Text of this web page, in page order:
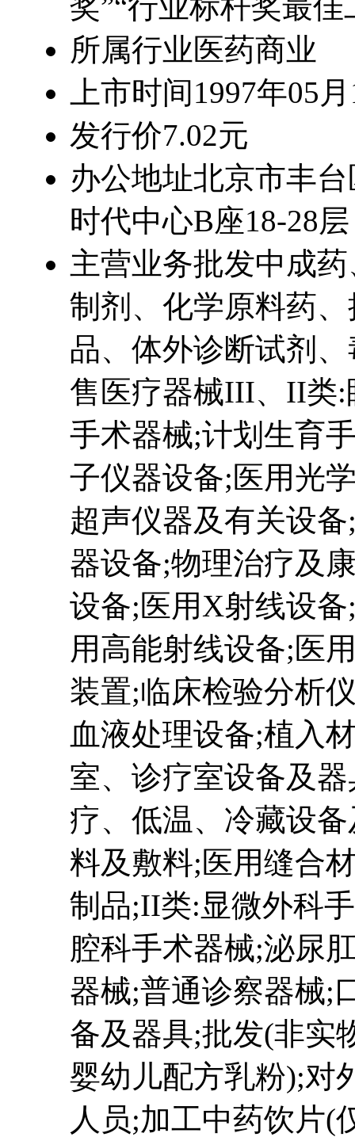
所属行业医药商业
上市时间1997年05
发行价7.02元
办公地址北京市丰
时代中心B座18-28层
主营业务批发中成
制剂、化学原料药
品、体外诊断试剂
售医疗器械III、II类:
手术器械;计划生育
子仪器设备;医用光
超声仪器及有关设
器设备;物理治疗及
设备;医用X射线设
用高能射线设备;医
装置;临床检验分析
血液处理设备;植入
室、诊疗室设备及
疗、低温、冷藏设
料及敷料;医用缝合
制品;II类:显微外科
腔科手术器械;泌尿
器械;普通诊察器械;
备及器具;批发(非实
婴幼儿配方乳粉);对
人员;加工中药饮片(